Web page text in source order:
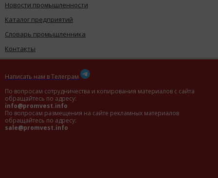
Новости промышленности
Каталог предприятий
Словарь промышленника
Контакты
Написать нам в Телеграм
По вопросам сотрудничества и копирования материалов с сайта
обращайтесь по адресу:
info@promvest.info
По вопросам размещения на сайте рекламных материалов
обращайтесь по адресу:
sale@promvest.info